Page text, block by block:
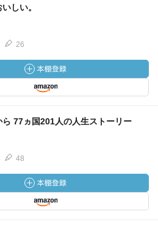
しい。
26
77ヵ国201人の人生ストーリー
48